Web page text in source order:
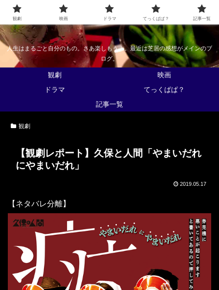
なんかくうかい
人生はまるごと自分のもの。さあ楽しもう！。最近は芝居の感想がメインのブ
ログ。
観劇
映画
ドラマ
てっくぱぱ？
記事一覧
観劇
【観劇レポート】久保と人間「やまいだれ
にやまいだれ」
2019.05.17
【ネタバレ分離】
観劇 映画 ドラマ てっくぱぱ？ 記事一覧